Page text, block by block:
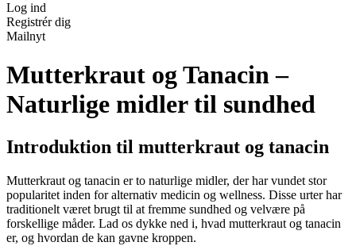
Log ind
Registrér dig
Mailnyt
Mutterkraut og Tanacin –
Naturlige midler til sundhed
Introduktion til mutterkraut og tanacin
Mutterkraut og tanacin er to naturlige midler, der har vundet stor
popularitet inden for alternativ medicin og wellness. Disse urter har
traditionelt været brugt til at fremme sundhed og velvære på
forskellige måder. Lad os dykke ned i, hvad mutterkraut og tanacin
er, og hvordan de kan gavne kroppen.